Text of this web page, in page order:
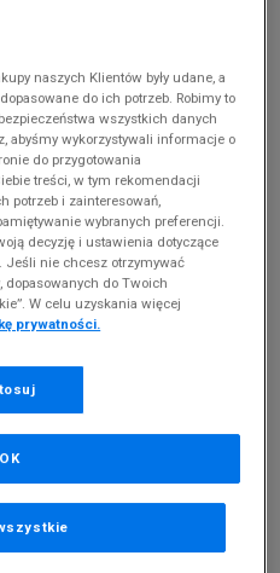
CUFFED
kolekcji, ubiegłych
otrzymasz od nas
naszych Klientów były udane, a
do ich potrzeb. Robimy to
wszystkich danych
abyśmy wykorzystywali informacje o
do przygotowania
treści, w tym rekomendacji
potrzeb i zainteresowań,
wybranych preferencji.
decyzję i ustawienia dotyczące
Jeśli nie chcesz otrzymywać
dopasowanych do Twoich
W celu uzyskania więcej
prywatności.
OK